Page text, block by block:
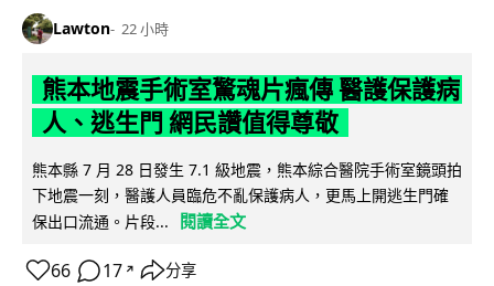
Lawton 22 小時
熊本地震手術室驚魂片瘋傳 醫護保護病
人、逃生門 網民讚值得尊敬
熊本縣 7 月 28 日發生 7.1 級地震，熊本綜合醫院手術室鏡頭拍
下地震一刻，醫護人員臨危不亂保護病人，更馬上開逃生門確
保出口流通。片段...
閱讀全文
66 17 ↗ 分享